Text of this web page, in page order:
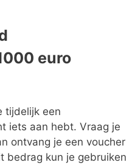
euro
tijdelijk een
iets aan hebt. Vraag je
ontvang je een voucher
bedrag kun je gebruiken